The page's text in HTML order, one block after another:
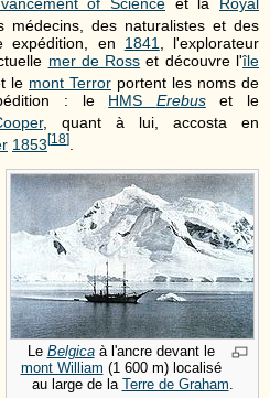
of Science et la
Royal
médecins, des naturalistes et des
expédition, en 1841
, l'explorateur
mer de Ross et découvre l'île
le mont Terror portent les noms de
: le HMS Erebuset le
, quant à lui, accosta en
1853[18]
Le Belgicaà l'ancre devant le
mont William (1 600 m) localisé
au large de la Terre de Graham